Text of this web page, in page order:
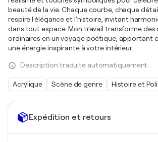
Expédition et retours
beauté de la vie. Chaque courbe, chaque
respire l'élégance et l'histoire, invitant
dans tout espace. Mon travail transforme des
ordinaires en un voyage poétique, apportant
une énergie inspirante à votre intérieur.
Description traduite automatiquement.
Acrylique Scène de genre Histoire et